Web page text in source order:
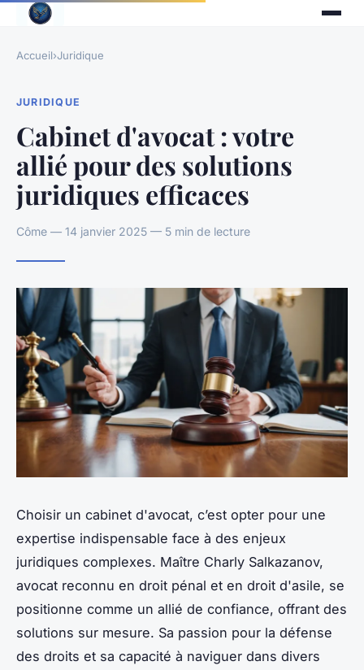
Accueil›Juridique
JURIDIQUE
Cabinet d'avocat : votre
allié pour des solutions
juridiques efficaces
Côme — 14 janvier 2025 — 5 min de lecture
Choisir un cabinet d'avocat, c’est opter pour une
expertise indispensable face à des enjeux
juridiques complexes. Maître Charly Salkazanov,
avocat reconnu en droit pénal et en droit d'asile, se
positionne comme un allié de confiance, offrant des
solutions sur mesure. Sa passion pour la défense
des droits et sa capacité à naviguer dans divers